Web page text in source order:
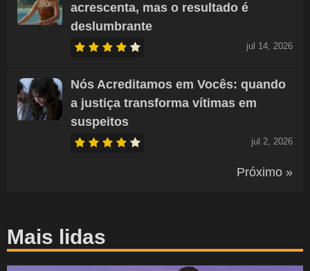
acrescenta, mas o resultado é
deslumbrante
jul 14, 2026
Nós Acreditamos em Vocês: quando
a justiça transforma vítimas em
suspeitos
jul 2, 2026
Próximo »
Mais lidas